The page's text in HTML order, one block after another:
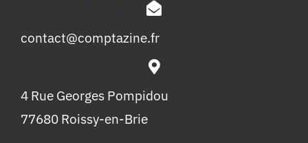
contact@comptazine.fr
4 Rue Georges Pompidou
77680 Roissy-en-Brie